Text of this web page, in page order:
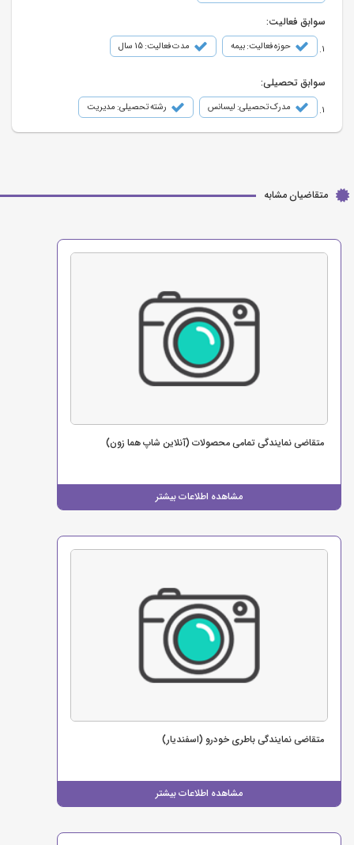
سوابق فعالیت:
حوزه فعالیت: بیمه مدت فعالیت: 15 سال
سوابق تحصیلی:
مدرک تحصیلی: لیسانس رشته تحصیلی: مدیریت
متقاضیان مشابه
مشاهده اطلاعات بیشتر
متقاضی نمایندگی تمامی محصولات (آنلاین شاپ هما زون)
مشاهده اطلاعات بیشتر
متقاضی نمایندگی باطری خودرو (اسفندیار)